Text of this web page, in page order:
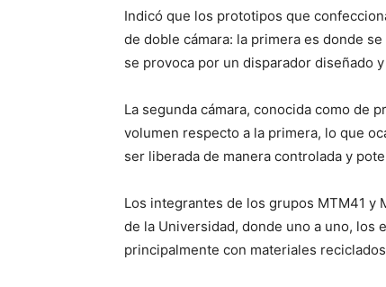
Indicó que los prototipos que
de doble cámara: la primera es donde
se provoca por un disparador diseñado
La segunda cámara, conocida como de
volumen respecto a la primera, lo que
ser liberada de manera controlada y
Los integrantes de los grupos MTM41 y
de la Universidad, donde uno a uno, los
principalmente con materiales